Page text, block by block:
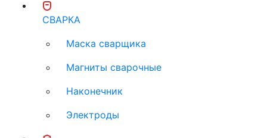
СВАРКА
Маска сварщика
Магниты сварочные
Наконечник
Электроды